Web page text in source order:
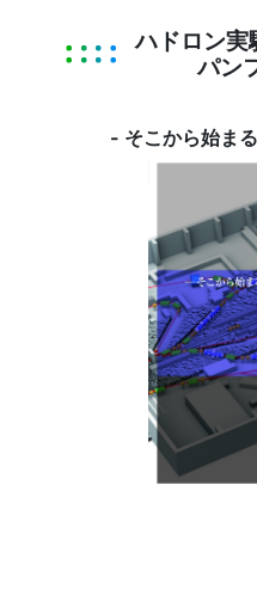
ハドロン実
パン
- そこから始ま